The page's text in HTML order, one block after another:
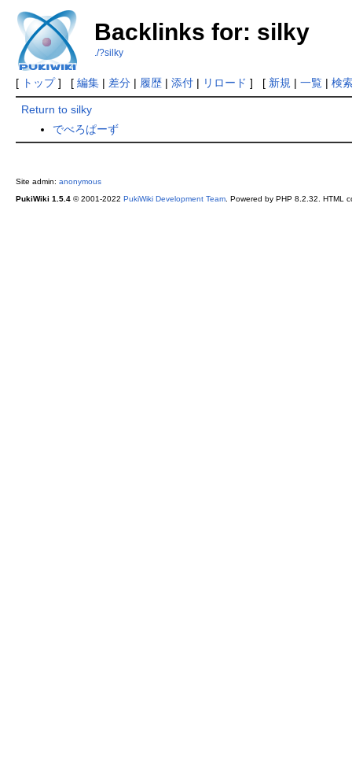
Backlinks for: silky
./?silky
[ トップ] [ 編集| 差分| 履歴| 添付| リロード ] [ 新規 | 一覧| 検
Return to silky
でべろぱーず
Site admin: anonymous
PukiWiki 1.5.4© 2001-2022 PukiWiki Development Team. Powered by PHP 8.2.32. HTML